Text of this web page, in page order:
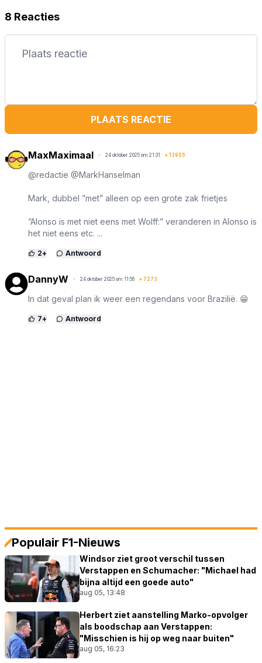
8 Reacties
PLAATS REACTIE
MaxMaximaal 24 oktober 2025 om 21:31 + 13955
@redactie @MarkHanselman
Mark, dubbel ”met” alleen op een grote zak frietjes
”Alonso is met niet eens met Wolff:” veranderen in Alonso is
het niet eens etc. ...
2+ Antwoord
DannyW 24 oktober 2025 om 11:56 + 7273
In dat geval plan ik weer een regendans voor Brazilië. 😁
7+ Antwoord
Populair F1-Nieuws
Windsor ziet groot verschil tussen
Verstappen en Schumacher: "Michael had
bijna altijd een goede auto"
aug 05, 13:48
Herbert ziet aanstelling Marko-opvolger
als boodschap aan Verstappen:
"Misschien is hij op weg naar buiten"
aug 05, 16:23